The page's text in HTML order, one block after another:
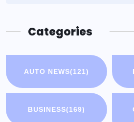
Categories
AUTO NEWS(121)
BUSINESS(169)